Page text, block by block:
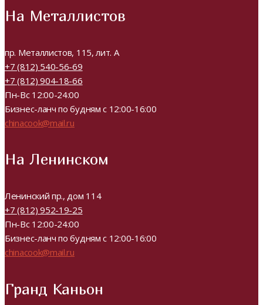
На Металлистов
пр. Металлистов, 115, лит. А
+7 (812) 540-56-69
+7 (812) 904-18-66
Пн-Вс 12:00-24:00
Бизнес-ланч по будням с 12:00-16:00
chinacook@mail.ru
На Ленинском
Ленинский пр., дом 114
+7 (812) 952-19-25
Пн-Вс 12:00-24:00
Бизнес-ланч по будням с 12:00-16:00
chinacook@mail.ru
Гранд Каньон